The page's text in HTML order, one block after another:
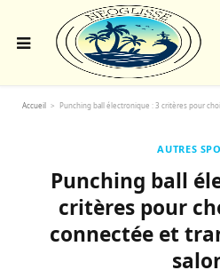
Accueil >
AUTRES
Punching ball
critères pour
connectée et